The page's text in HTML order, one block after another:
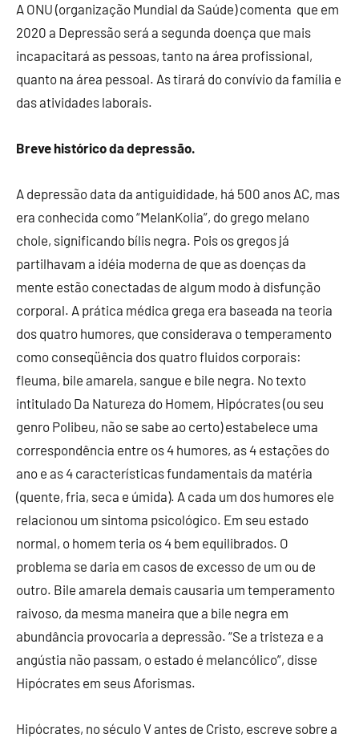
A ONU (organização Mundial da Saúde) comenta que em
2020 a Depressão será a segunda doença que mais
incapacitará as pessoas, tanto na área profissional,
quanto na área pessoal. As tirará do convívio da família e
das atividades laborais.
Breve histórico da depressão.
A depressão data da antiguididade, há 500 anos AC, mas
era conhecida como “MelanKolia”, do grego melano
chole, significando bílis negra. Pois os gregos já
partilhavam a idéia moderna de que as doenças da
mente estão conectadas de algum modo à disfunção
corporal. A prática médica grega era baseada na teoria
dos quatro humores, que considerava o temperamento
como conseqüência dos quatro fluidos corporais:
fleuma, bile amarela, sangue e bile negra. No texto
intitulado Da Natureza do Homem, Hipócrates (ou seu
genro Polibeu, não se sabe ao certo) estabelece uma
correspondência entre os 4 humores, as 4 estações do
ano e as 4 características fundamentais da matéria
(quente, fria, seca e úmida). A cada um dos humores ele
relacionou um sintoma psicológico. Em seu estado
normal, o homem teria os 4 bem equilibrados. O
problema se daria em casos de excesso de um ou de
outro. Bile amarela demais causaria um temperamento
raivoso, da mesma maneira que a bile negra em
abundância provocaria a depressão. “Se a tristeza e a
angústia não passam, o estado é melancólico”, disse
Hipócrates em seus Aforismas.
Hipócrates, no século V antes de Cristo, escreve sobre a